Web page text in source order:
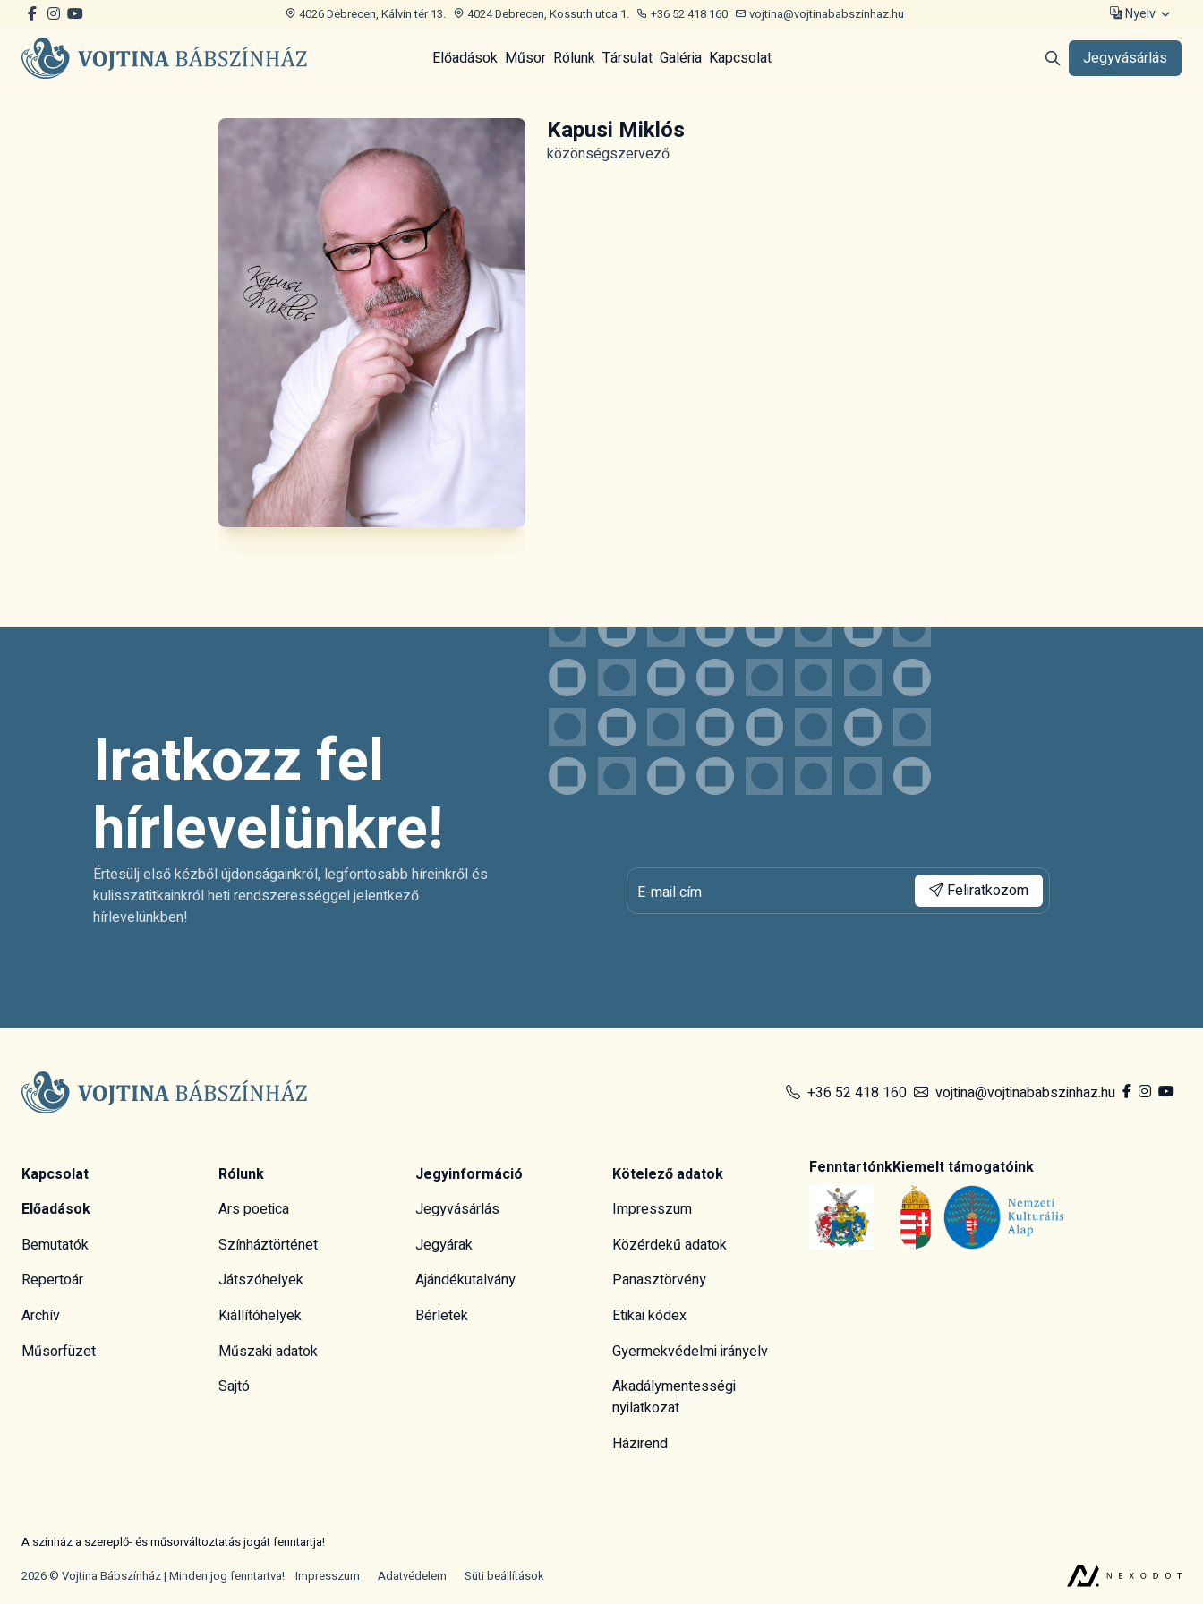
4026 Debrecen, Kálvin tér 13. 4024 Debrecen, Kossuth utca 1. +36 52 418 160 vojtina@vojtinababszinhaz.hu Nyelv
Jegyvásárlás
Előadások Műsor Rólunk Társulat Galéria Kapcsolat
Kapusi Miklós
közönségszervező
Iratkozz fel
hírlevelünkre!
Értesülj első kézből újdonságainkról, legfontosabb híreinkről és
kulisszatitkainkról heti rendszerességgel jelentkező
hírlevelünkben!
E-mail cím Feliratkozom
+36 52 418 160 vojtina@vojtinababszinhaz.hu
Kapcsolat
Előadások
Bemutatók
Repertoár
Archív
Műsorfüzet
Rólunk
Ars poetica
Színháztörténet
Játszóhelyek
Kiállítóhelyek
Műszaki adatok
Sajtó
Jegyinformáció
Jegyvásárlás
Jegyárak
Ajándékutalvány
Bérletek
Kötelező adatok
Impresszum
Közérdekű adatok
Panasztörvény
Etikai kódex
Gyermekvédelmi irányelv
Akadálymentességi
nyilatkozat
Házirend
FenntartónkKiemelt támogatóink
A színház a szereplő- és műsorváltoztatás jogát fenntartja!
2026 © Vojtina Bábszínház | Minden jog fenntartva!
Impresszum Adatvédelem Süti beállítások